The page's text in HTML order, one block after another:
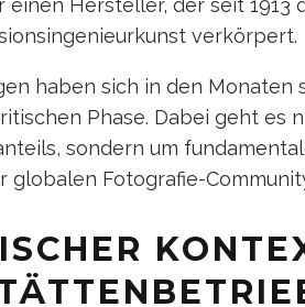
Hersteller, der seit 1913
verkörpert.
haben sich in den
Phase. Dabei geht es
sondern um
globalen Fotografie-